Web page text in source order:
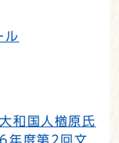
ル
和国人楢原氏
年度第2回文